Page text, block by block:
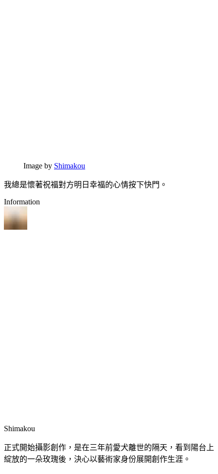
Image by Shimakou
我總是懷著祝福對方明日幸福的心情按下快門。
Information
Shimakou
正式開始攝影創作，是在三年前愛犬離世的隔天，看到陽台上
綻放的一朵玫瑰後，決心以藝術家身份展開創作生涯。